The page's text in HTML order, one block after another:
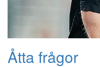
Åtta frågor